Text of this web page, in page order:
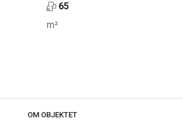
65
m²
OM OBJEKTET